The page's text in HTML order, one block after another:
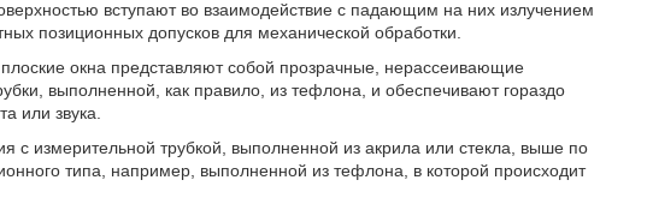
вступают во взаимодействие с падающим на них излучением
позиционных допусков для механической обработки.
окна представляют собой прозрачные, нерассеивающие
выполненной, как правило, из тефлона, и обеспечивают гораздо
или звука.
с измерительной трубкой, выполненной из акрила или стекла, выше по
типа, например, выполненной из тефлона, в которой происходит